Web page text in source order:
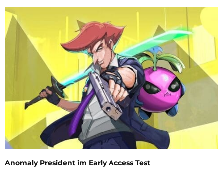
Anomaly President im Early Access Test